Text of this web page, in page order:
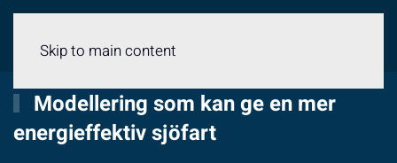
Skip to main content
Modellering som kan ge en mer
energieffektiv sjöfart